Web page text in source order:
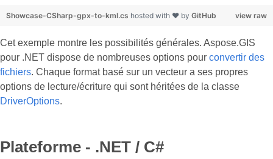
view raw
Showcase-CSharp-gpx-to-kml.cs hosted with ❤ by GitHub
Cet exemple montre les possibilités générales. Aspose.GIS
pour .NET dispose de nombreuses options pour convertir des
fichiers. Chaque format basé sur un vecteur a ses propres
options de lecture/écriture qui sont héritées de la classe
DriverOptions.
Plateforme - .NET / C#